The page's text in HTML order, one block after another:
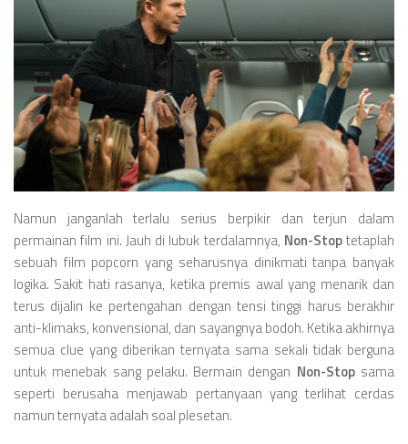
Namun janganlah terlalu serius berpikir dan terjun dalam
permainan film ini. Jauh di lubuk terdalamnya, Non-Stoptetaplah
sebuah film popcorn yang seharusnya dinikmati tanpa banyak
logika. Sakit hati rasanya, ketika premis awal yang menarik dan
terus dijalin ke pertengahan dengan tensi tinggi harus berakhir
anti-klimaks, konvensional, dan sayangnya bodoh. Ketika akhirnya
semua clue yang diberikan ternyata sama sekali tidak berguna
untuk menebak sang pelaku. Bermain dengan Non-Stopsama
seperti berusaha menjawab pertanyaan yang terlihat cerdas
namun ternyata adalah soal plesetan.